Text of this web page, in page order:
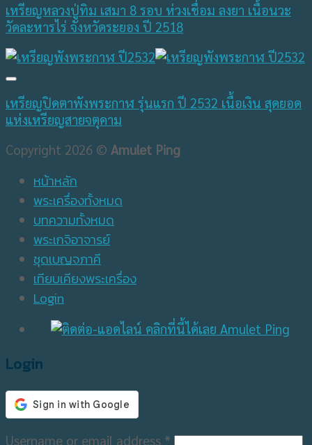
เหรียญหลวงปู่ทิม เสมา 8 รอบ ห่วงเชื่อม ลงยา เนื้อนวะ
วัดละหารไร่ จังหวัดระยอง ปี 2518
เหรียญปิดตาพังพระกาฬ รุ่นแรก ปี 2532 เนื้อเงิน สุดยอด
แห่งเหรียญสายจตุคาม
Copyright 2026 © Amulet Ping
หน้าหลัก
พระเครื่องทั้งหมด
บทความทั้งหมด
พระเกจิอาจารย์
ชุดเบญจภาคี
เทียบเคียงพระเครื่อง
Login
Login
Username or email address *